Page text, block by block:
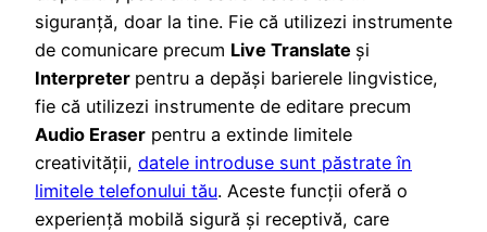
siguranță, doar la tine. Fie că utilizezi instrumente
de comunicare precum Live Translate și
Interpreter pentru a depăși barierele lingvistice,
fie că utilizezi instrumente de editare precum
Audio Eraser pentru a extinde limitele
creativității, datele introduse sunt păstrate în
limitele telefonului tău. Aceste funcții oferă o
experiență mobilă sigură și receptivă, care